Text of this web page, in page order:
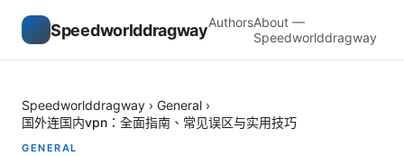
SpeedworlddragwayAuthorsAbout —
Speedworlddragway
Speedworlddragway › General ›
国外连国内vpn：全面指南、常见误区与实用技巧
GENERAL